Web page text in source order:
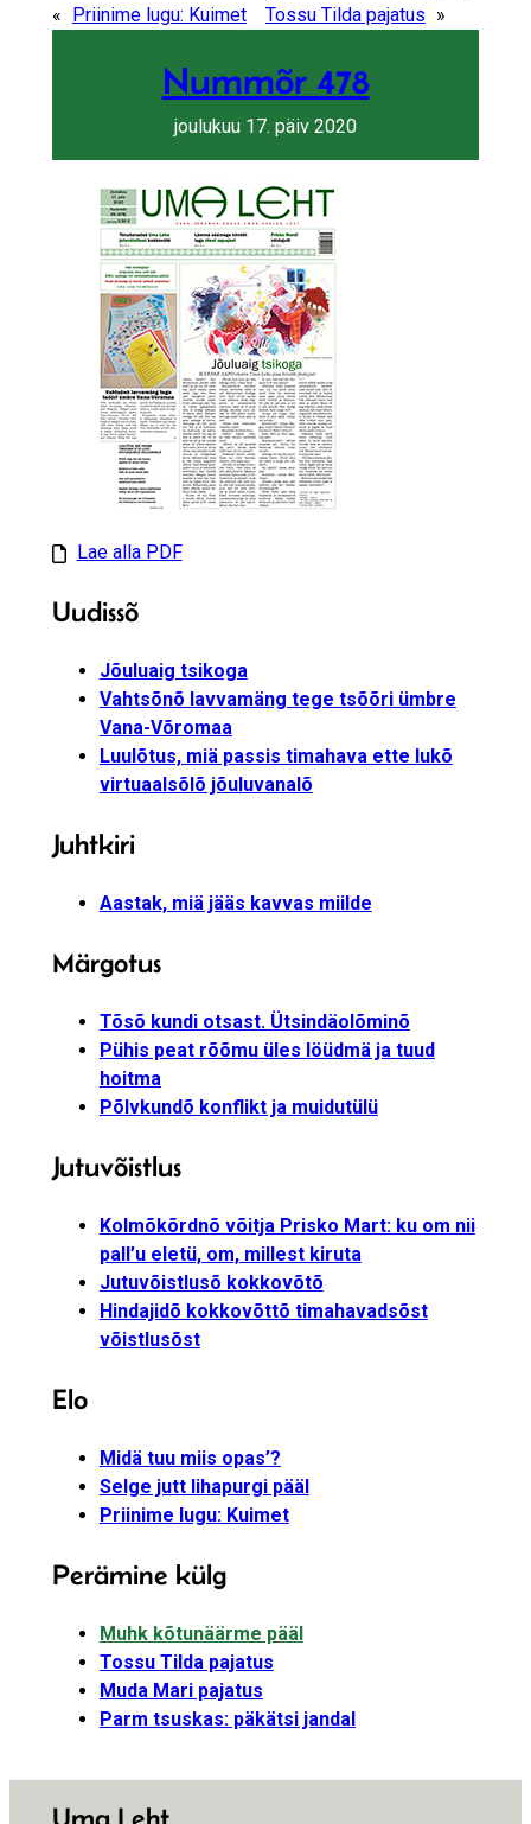
Share by e-mail
Share on
« Priinime lugu: Kuimet Tossu Tilda pajatus »
Nummõr 478
joulukuu 17. päiv 2020
Lae alla PDF
Uudissõ
Jõuluaig tsikoga
Vahtsõnõ lavvamäng tege tsõõri ümbre
Vana-Võromaa
Luulõtus, miä passis timahava ette lukõ
virtuaalsõlõ jõuluvanalõ
Juhtkiri
Aastak, miä jääs kavvas miilde
Märgotus
Tõsõ kundi otsast. Ütsindäolõminõ
Pühis peat rõõmu üles löüdmä ja tuud
hoitma
Põlvkundõ konflikt ja muidutülü
Jutuvõistlus
Kolmõkõrdnõ võitja Prisko Mart: ku om nii
pall’u eletü, om, millest kiruta
Jutuvõistlusõ kokkovõtõ
Hindajidõ kokkovõttõ timahavadsõst
võistlusõst
Elo
Midä tuu miis opas’?
Selge jutt lihapurgi pääl
Priinime lugu: Kuimet
Perämine külg
Muhk kõtunäärme pääl
Tossu Tilda pajatus
Muda Mari pajatus
Parm tsuskas: päkätsi jandal
Uma Leht